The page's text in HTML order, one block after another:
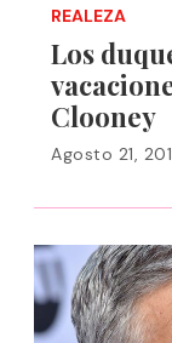
REALEZA
Los
Clooney
Agosto 21,